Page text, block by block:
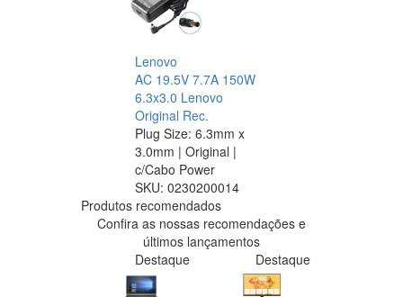
Lenovo
AC 19.5V 7.7A 150W
6.3x3.0 Lenovo
Original Rec.
Plug Size: 6.3mm x
3.0mm | Original |
c/Cabo Power
SKU: 0230200014
Produtos recomendados
Confira as nossas recomendações e
últimos lançamentos
Destaque
Destaque